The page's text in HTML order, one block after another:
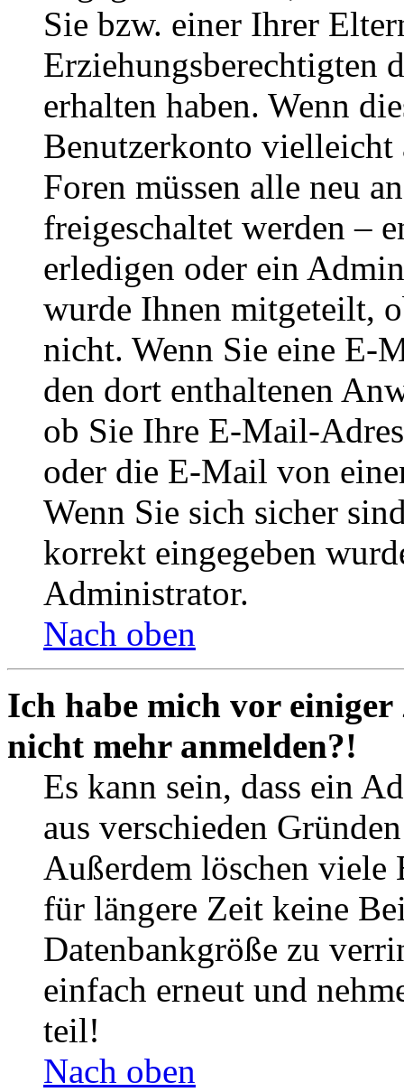
Sie bzw. einer Ihrer
Erziehungsberechtigten
erhalten haben. Wenn
Benutzerkonto
Foren müssen alle neu
freigeschaltet werden –
erledigen oder ein
wurde Ihnen mitgeteilt,
nicht. Wenn Sie eine E-
den dort enthaltenen
ob Sie Ihre E-Mail-
oder die E-Mail von
Wenn Sie sich sicher
korrekt eingegeben
Administrator.
Nach oben
Ich habe mich vor
nicht mehr anmelden?!
Es kann sein, dass ein
aus verschieden
Außerdem löschen viele
für längere Zeit keine
Datenbankgröße zu
einfach erneut und
teil!
Nach oben